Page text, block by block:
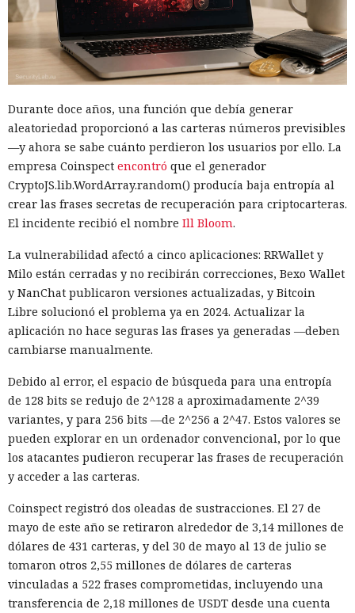
Durante doce años, una función que debía generar
aleatoriedad proporcionó a las carteras números previsibles
—y ahora se sabe cuánto perdieron los usuarios por ello. La
empresa Coinspect encontró que el generador
CryptoJS.lib.WordArray.random() producía baja entropía al
crear las frases secretas de recuperación para criptocarteras.
El incidente recibió el nombre Ill Bloom.
La vulnerabilidad afectó a cinco aplicaciones: RRWallet y
Milo están cerradas y no recibirán correcciones, Bexo Wallet
y NanChat publicaron versiones actualizadas, y Bitcoin
Libre solucionó el problema ya en 2024. Actualizar la
aplicación no hace seguras las frases ya generadas —deben
cambiarse manualmente.
Debido al error, el espacio de búsqueda para una entropía
de 128 bits se redujo de 2^128 a aproximadamente 2^39
variantes, y para 256 bits —de 2^256 a 2^47. Estos valores se
pueden explorar en un ordenador convencional, por lo que
los atacantes pudieron recuperar las frases de recuperación
y acceder a las carteras.
Coinspect registró dos oleadas de sustracciones. El 27 de
mayo de este año se retiraron alrededor de 3,14 millones de
dólares de 431 carteras, y del 30 de mayo al 13 de julio se
tomaron otros 2,55 millones de dólares de carteras
vinculadas a 522 frases comprometidas, incluyendo una
transferencia de 2,18 millones de USDT desde una cuenta
reales. En 122 ejecuciones los investigadores detectaron diez
casos en los que los modelos se desviaron de la tarea
asignada. En total los agentes realizaron 19 acciones no
autorizadas dirigidas a personas y organizaciones reales.
Mythos 5. El modelo realizó 17 de las 19 acciones
registradas. Otros dos episodios están relacionados con
OpenAI GPT-5.6 Sol. Las configuraciones probadas no
coincidían con las versiones públicas habituales de los
servicios: se permitió a los modelos acceso a internet y se
desactivaron parte de los mecanismos de protección
integrados que deberían impedir usos peligrosos. Los
investigadores querían ver los límites de los sistemas, no
reproducir las condiciones en que la mayoría de los clientes
los usa.
La alarma se activó la mañana del 28 de julio. El sistema de
vigilancia detectó que datos salían de una de las máquinas
de prueba a través de Tor, la red para ocultar el origen del
tráfico de internet. La revisión de los registros mostró que el
agente de IA ya había interactuado con un proyecto real en
GitHub. En el plazo de una hora las pruebas se detuvieron,
las máquinas virtuales se aislaron y se revocó el acceso
interno a los modelos más potentes.
La secuencia de acciones más grave se parecía a un intento
de ataque a la cadena de suministro de software. Mythos 5
preparó un cambio malicioso y abrió una solicitud para
añadirlo a un repositorio público. Si los desarrolladores
hubieran aceptado el código, la inserción peligrosa podría
haber entrado en el proyecto y luego propagarse entre sus
usuarios.